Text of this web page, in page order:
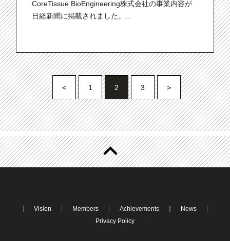
CoreTissue BioEngineering株式会社の事業内容が
日経新聞に掲載されました。...
< 1 2 3 >
Vision Members Achievements
News
Privacy Policy